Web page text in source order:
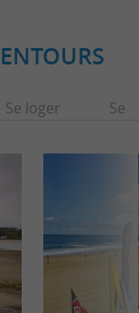
Se loger Se